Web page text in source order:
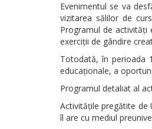
Evenimentul se va
vizitarea sălilor de
Programul de activități
exerciții de gândire
Totodată, în perioada
educaționale, a
Programul detaliat al
Activitățile pregătite de
îl are cu mediul